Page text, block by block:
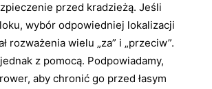
przed kradzieżą. Jeśli
wybór odpowiedniej lokalizacji
rozważenia wielu „za” i „przeciw”.
z pomocą. Podpowiadamy,
aby chronić go przed łasym